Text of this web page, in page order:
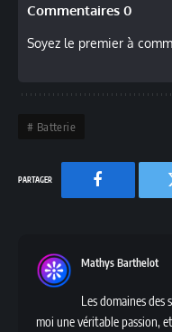
Commentaires 0
Soyez le premier à
Batterie
Facebook
Mathys Barthelot
Les domaines des
moi une véritable passion,